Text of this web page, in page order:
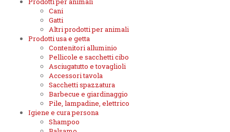
Cani
Gatti
Altri prodotti per animali
Prodotti usa e getta
Contenitori alluminio
Pellicole e sacchetti cibo
Asciugatutto e tovaglioli
Accessori tavola
Sacchetti spazzatura
Barbecue e giardinaggio
Pile, lampadine, elettrico
Igiene e cura persona
Shampoo